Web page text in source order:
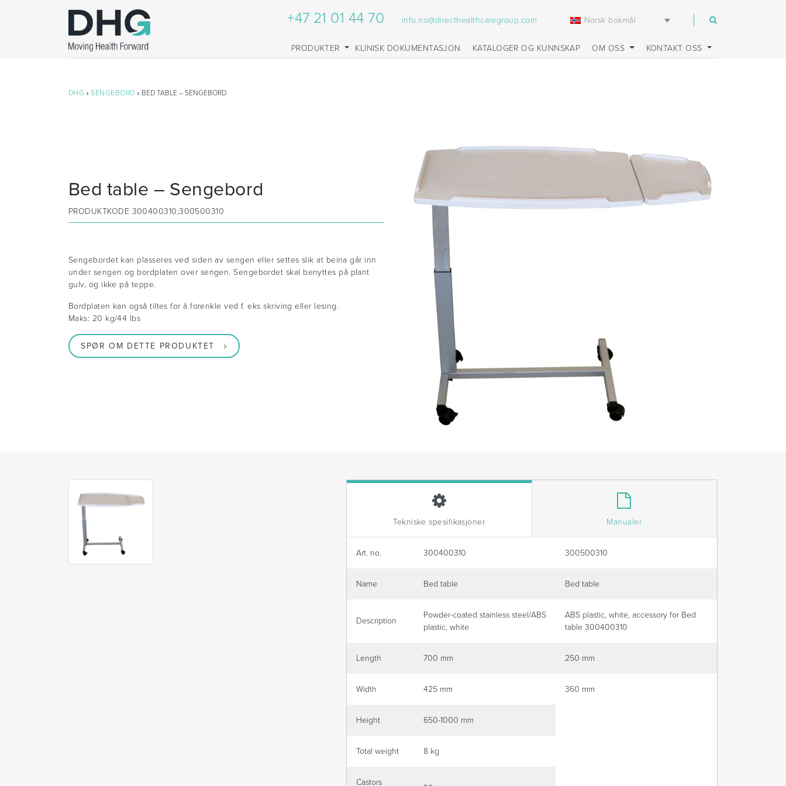
+47 21 01 44 70 info.no@directhealthcaregroup.com Norsk bokmål
PRODUKTER KLINISK DOKUMENTASJON KATALOGER OG KUNNSKAP OM OSS KONTAKT OSS
DHG »SENGEBORD » BED TABLE – SENGEBORD
Bed table – Sengebord
PRODUKTKODE 300400310;300500310
Sengebordet kan plasseres ved siden av sengen eller settes slik at beina går inn
under sengen og bordplaten over sengen. Sengebordet skal benyttes på plant
gulv, og ikke på teppe.
Bordplaten kan også tiltes for å forenkle ved f. eks skriving eller lesing.
Maks: 20 kg/44 lbs
SPØR OM DETTE PRODUKTET
Tekniske spesifikasjoner Manualer
Art. no. 300400310 300500310
Name Bed table Bed table
Description
Powder-coated stainless steel/ABS
plastic, white
ABS plastic, white, accessory for Bed
table 300400310
Length 700 mm 250 mm
Width 425 mm 360 mm
Height 650-1000 mm
Total weight 8 kg
Castors